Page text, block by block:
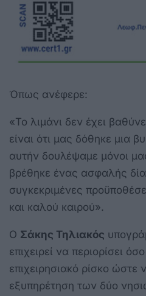
Όπως ανέφερε:
«Το λιμάνι δεν έχει
είναι ότι μας δόθηκε μια
αυτήν δουλέψαμε μόνοι
βρέθηκε ένας ασφαλής
συγκεκριμένες
και καλού καιρού».
Ο Σάκης Τηλιακός
επιχειρεί να περιορίσει
επιχειρησιακό ρίσκο ώστε
εξυπηρέτηση των δύο